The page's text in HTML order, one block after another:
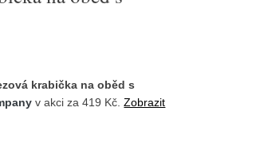
krabička na oběd s
v akci za 419 Kč.Zobrazit